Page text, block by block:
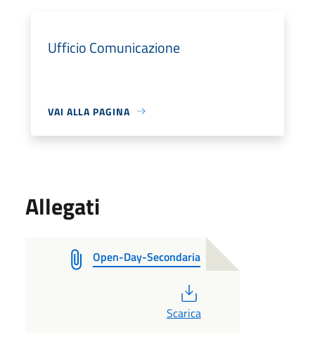
Ufficio Comunicazione
VAI ALLA PAGINA
Allegati
Open-Day-Secondaria
Scarica